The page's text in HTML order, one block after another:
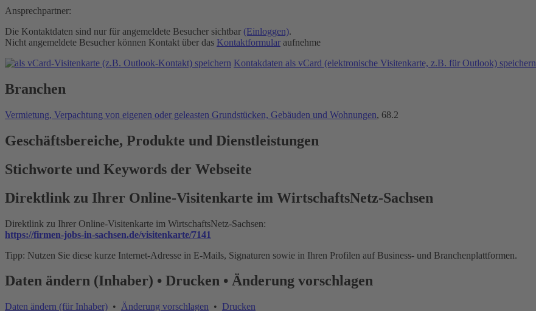
Ansprechpartner:
Die Kontaktdaten sind nur für angemeldete Besucher sichtbar (Einloggen).
Nicht angemeldete Besucher können Kontakt über das Kontaktformular aufnehme
Kontakdaten als vCard (elektronische Visitenkarte, z.B. für Outlook) speichern
Branchen
Vermietung, Verpachtung von eigenen oder geleasten Grundstücken, Gebäuden und Wohnungen, 68.2
Geschäftsbereiche, Produkte und Dienstleistungen
Stichworte und Keywords der Webseite
Direktlink zu Ihrer Online-Visitenkarte im WirtschaftsNetz-Sachsen
Direktlink zu Ihrer Online-Visitenkarte im WirtschaftsNetz-Sachsen:
https://firmen-jobs-in-sachsen.de/visitenkarte/7141
Tipp: Nutzen Sie diese kurze Internet-Adresse in E-Mails, Signaturen sowie in Ihren Profilen auf Business- und Branchenplattformen.
Daten ändern (Inhaber) • Drucken • Änderung vorschlagen
Daten ändern (für Inhaber) • Änderung vorschlagen • Drucken